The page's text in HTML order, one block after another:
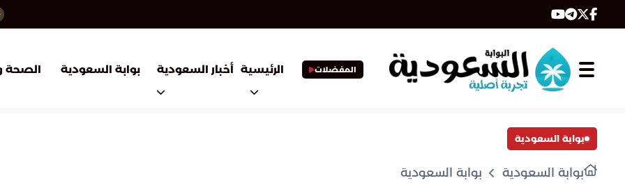
المفضلات الرئيسية أخبار السعودية بوابة السعودية الصحة
بوابة السعودية
بوابة السعودية بوابة السعودية